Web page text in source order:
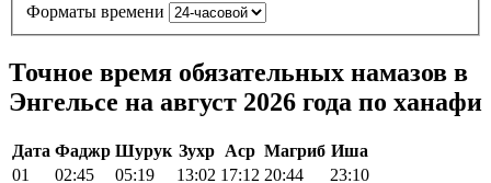
Форматы времени
Точное время обязательных намазов в
Энгельсе на август 2026 года по ханафи
Дата Фаджр Шурук Зухр Аср Магриб Иша
01
02:45 05:19 13:02 17:12 20:44
23:10